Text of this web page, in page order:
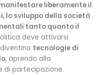
liberamente il
lo sviluppo della società
tanto quanto il
deve attivarsi
tecnologie di
, aprendo alla
di partecipazione